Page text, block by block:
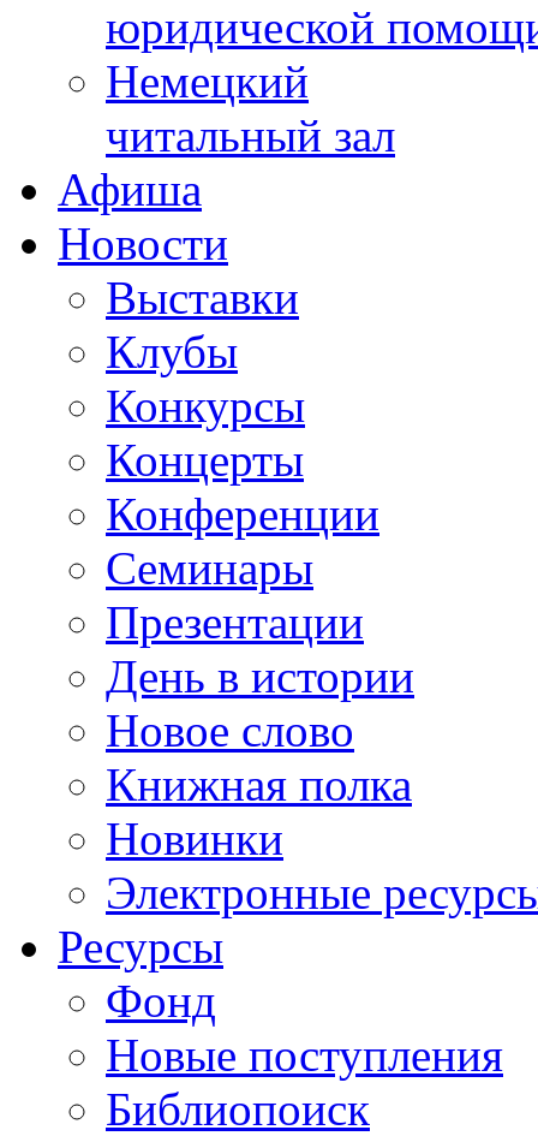
юридической
Немецкий
читальный зал
Афиша
Новости
Выставки
Клубы
Конкурсы
Концерты
Конференции
Семинары
Презентации
День в истории
Новое слово
Книжная полка
Новинки
Электронные
Ресурсы
Фонд
Новые поступления
Библиопоиск